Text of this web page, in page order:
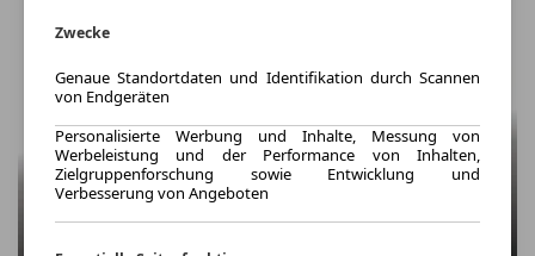
Zwecke
Genaue Standortdaten und Identifikation durch Scannen
von Endgeräten
Personalisierte Werbung und Inhalte, Messung von
Werbeleistung und der Performance von Inhalten,
Zielgruppenforschung sowie Entwicklung und
Verbesserung von Angeboten